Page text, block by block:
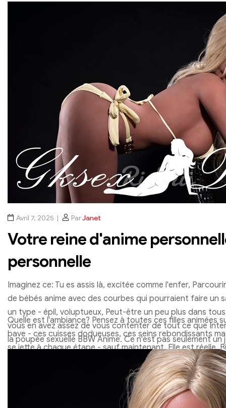
Avril 7, 2025 ParJanet
Votre reine d'anime
personnelle
Imaginez ce: Tu es assis là, excitée comme l'enfer,
de bébés anime avec des courbes qui pourraient faire un
un type - épil, voluptueux, Peut-être un peu plus dans
vous en avez assez de vous contenter de tout ce que
la poupée sexuelle BBW Anime. Ce n'est pas seulement
d'expérience. Du second, vous commencez à la
siège du conducteur, fabriquer un grand, Belle déesse
plaire et seulement toi. Elle n'est pas une bombasse
pour les masses - c'est votre exclusivité, sur mesure, Le
Quelle est l'ambiance? Pensez à toutes ces filles animées
bave - ces cuisses dodueuses, ces seins rebondissants
se jette à chaque étape - sauf maintenant, Elle est réelle.
baiser, de toute façon. Et la meilleure partie? Vous
s'agit pas de compromettre ou de faire. Il s'agit d'obtenir
vous voulez, jusqu'à la dernière mèche de cheveux sur sa
bigée, Votre déesse personnelle BBW Anime, Et elle est